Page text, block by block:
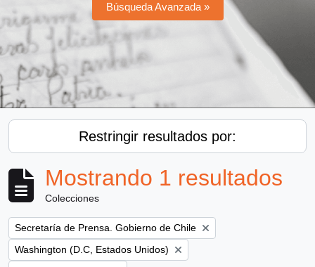
Búsqueda Avanzada »
Restringir resultados por:
Mostrando 1 resultados
Colecciones
Remove filter:
Secretaría de Prensa. Gobierno de Chile
Remove filter:
Washington (D.C, Estados Unidos)